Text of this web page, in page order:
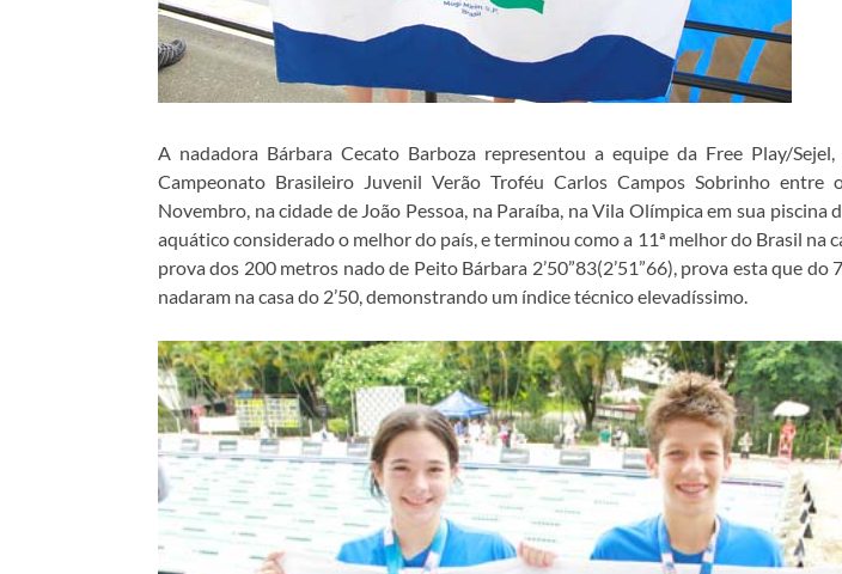
A nadadora Bárbara Cecato Barboza representou a equipe da Free Play/
Campeonato Brasileiro Juvenil Verão Troféu Carlos Campos Sobrinho
Novembro, na cidade de João Pessoa, na Paraíba, na Vila Olímpica em sua piscina
aquático considerado o melhor do país, e terminou como a 11ª melhor do Brasil na
prova dos 200 metros nado de Peito Bárbara 2’50”83(2’51”66), prova esta que do
nadaram na casa do 2’50, demonstrando um índice técnico elevadíssimo.